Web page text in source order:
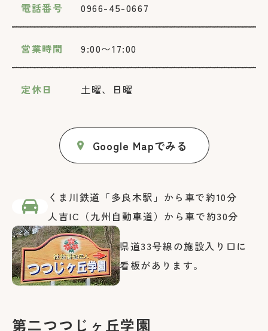
電話番号 0966-45-0667
営業時間 9:00〜17:00
定休日 土曜、日曜
Google Mapでみる
くま川鉄道「多良木駅」から車で約10分
人吉IC（九州自動車道）から車で約30分
県道33号線の施設入り口に
看板があります。
第二つつじヶ丘学園